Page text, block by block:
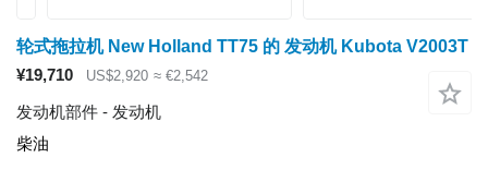
轮式拖拉机 New Holland TT75 的 发动机 Kubota V2003T
¥19,710
US$2,920 ≈ €2,542
发动机部件 - 发动机
柴油